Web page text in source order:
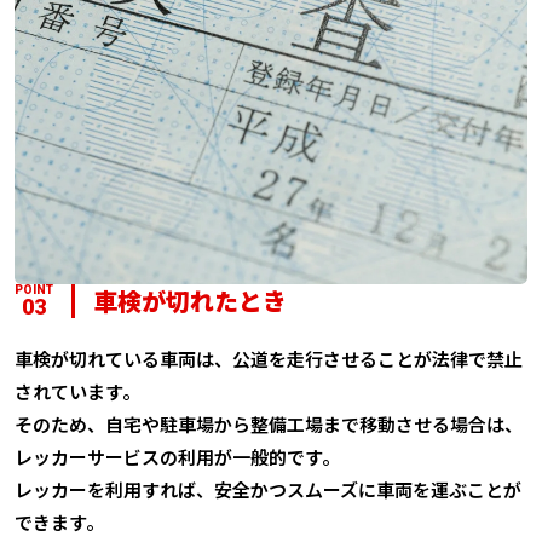
POINT
03 車検が切れたとき
車検が切れている車両は、公道を走行させることが法律で禁止
されています。
そのため、自宅や駐車場から整備工場まで移動させる場合は、
レッカーサービスの利用が一般的です。
レッカーを利用すれば、安全かつスムーズに車両を運ぶことが
できます。